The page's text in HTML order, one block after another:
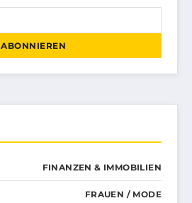
ABONNIEREN
FINANZEN & IMMOBILIEN
FRAUEN / MODE